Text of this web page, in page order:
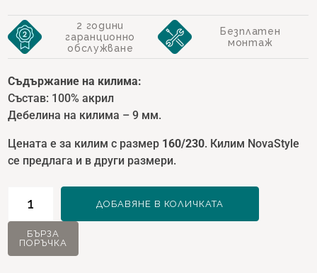
2 години
гаранционно
обслужване
Безплатен
монтаж
Съдържание на килима:
Състав: 100% акрил
Дебелина на килима – 9 мм.
Цената е за килим с размер 160/230. Килим NovaStyle
се предлага и в други размери.
Килим
NovaStyle
ДОБАВЯНЕ В КОЛИЧКАТА
БЪРЗА
ПОРЪЧКА